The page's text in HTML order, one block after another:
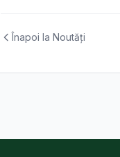
Înapoi la Noutăți